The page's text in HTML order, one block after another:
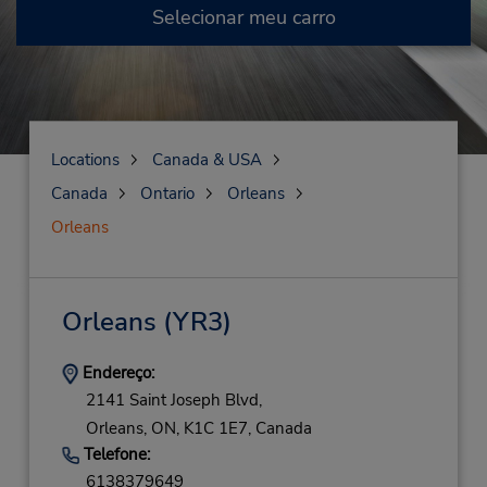
Selecionar meu carro
Locations
Canada & USA
Canada
Ontario
Orleans
Orleans
Orleans (YR3)
Endereço:
2141 Saint Joseph Blvd,
Orleans, ON, K1C 1E7, Canada
Telefone:
6138379649